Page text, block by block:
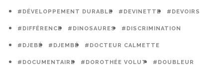
#DÉVELOPPEMENT DURABLE #DEVINETTE #DEVOIRS
#DIFFÉRENCE #DINOSAURES #DISCRIMINATION
#DJEBÉ #DJEMBÉ #DOCTEUR CALMETTE
#DOCUMENTAIRE #DOROTHÉE VOLUT #DOUBLEUR